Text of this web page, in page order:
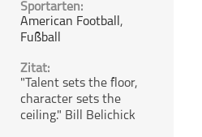
Sportarten:
American Football,
Fußball
Zitat:
"Talent sets the floor,
character sets the
ceiling." Bill Belichick